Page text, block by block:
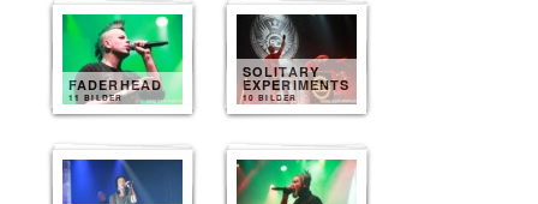
FADERHEAD
11 BILDER
SOLITARY
EXPERIMENTS
10 BILDER